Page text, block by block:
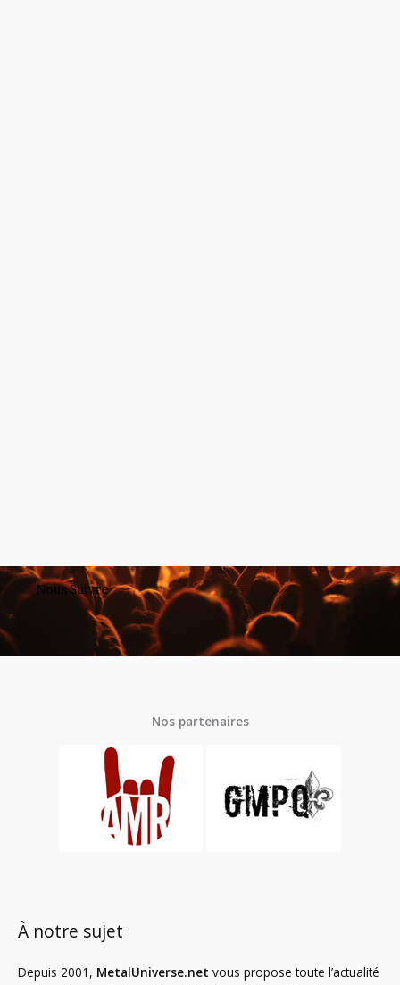
Nous Suivre
Nos partenaires
À notre sujet
Depuis 2001, MetalUniverse.net vous propose toute l’actualité